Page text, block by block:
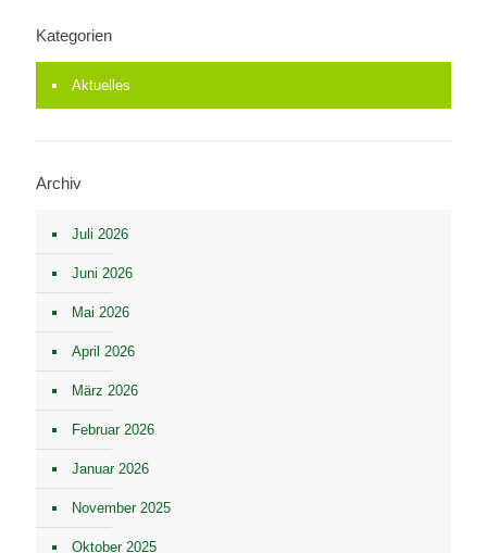
Kategorien
Aktuelles
Archiv
Juli 2026
Juni 2026
Mai 2026
April 2026
März 2026
Februar 2026
Januar 2026
November 2025
Oktober 2025